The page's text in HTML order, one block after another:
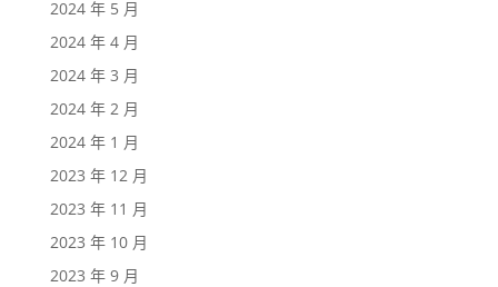
2024 年 5 月
2024 年 4 月
2024 年 3 月
2024 年 2 月
2024 年 1 月
2023 年 12 月
2023 年 11 月
2023 年 10 月
2023 年 9 月